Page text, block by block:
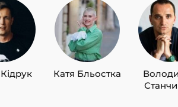
Катя Бльостка